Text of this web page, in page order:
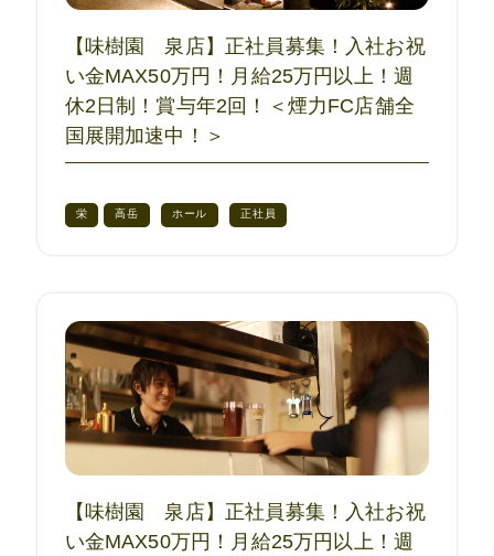
【味樹園 泉店】正社員募集！入社お祝
い金MAX50万円！月給25万円以上！週
休2日制！賞与年2回！＜煙力FC店舗全
国展開加速中！＞
栄 高岳 ホール 正社員
【味樹園 泉店】正社員募集！入社お祝
い金MAX50万円！月給25万円以上！週